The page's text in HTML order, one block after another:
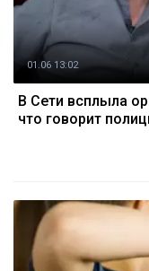
01.06 13:02
В Сети всплыла
что говорит